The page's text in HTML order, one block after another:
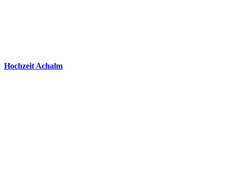
Hochzeit Achalm